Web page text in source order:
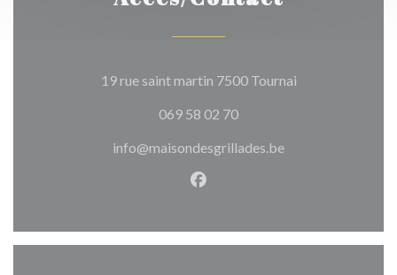
19 rue saint martin 7500 Tournai((ouvre une
069 58 02 70
info@maisondesgrillades.be
Facebook ((ouvre une